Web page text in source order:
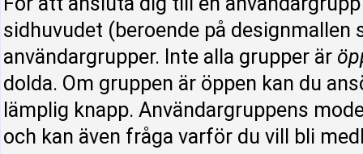
sidhuvudet (beroende på designmallen
användargrupper. Inte alla grupper är
dolda. Om gruppen är öppen kan du
lämplig knapp. Användargruppens
och kan även fråga varför du vill bli